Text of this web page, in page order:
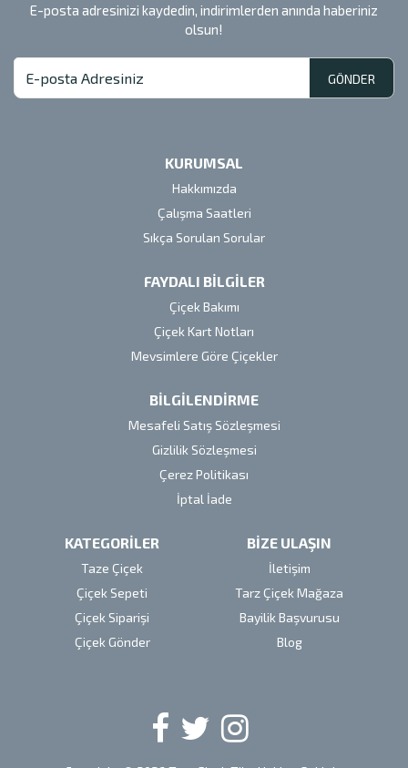
E-posta adresinizi kaydedin, indirimlerden anında haberiniz
olsun!
GÖNDER
KURUMSAL
Hakkımızda
Çalışma Saatleri
Sıkça Sorulan Sorular
FAYDALI BİLGİLER
Çiçek Bakımı
Çiçek Kart Notları
Mevsimlere Göre Çiçekler
BİLGİLENDİRME
Mesafeli Satış Sözleşmesi
Gizlilik Sözleşmesi
Çerez Politikası
İptal İade
KATEGORİLER
Taze Çiçek
Çiçek Sepeti
Çiçek Siparişi
Çiçek Gönder
BİZE ULAŞIN
İletişim
Tarz Çiçek Mağaza
Bayilik Başvurusu
Blog